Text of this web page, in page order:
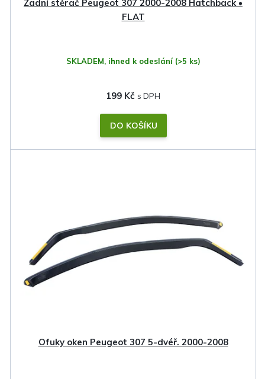
Zadní stěrač Peugeot 307 2000-2008 Hatchback •
FLAT
SKLADEM, ihned k odeslání (>5 ks)
199 Kč
DO KOŠÍKU
Ofuky oken Peugeot 307 5-dvéř. 2000-2008